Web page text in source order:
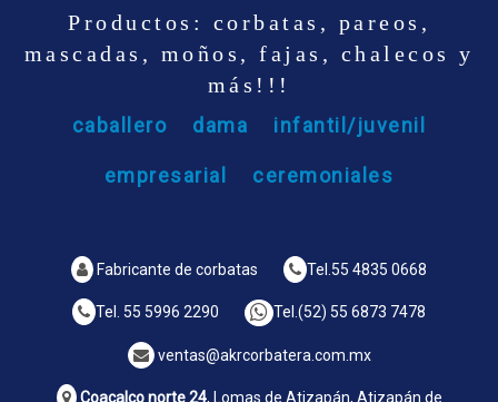
Productos: corbatas, pareos,
mascadas, moños, fajas, chalecos y
más!!!
caballero dama infantil/juvenil
empresarial ceremoniales
Fabricante de corbatas Tel. 55 4835 0668
Tel. 55 5996 2290 Tel. (52) 55 6873 7478
ventas@akrcorbatera.com.mx
Coacalco norte 24, Lomas de Atizapán, Atizapán de